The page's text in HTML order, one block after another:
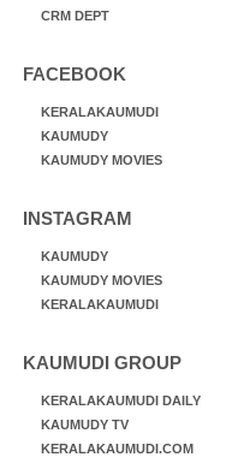
CRM DEPT
FACEBOOK
KERALAKAUMUDI
KAUMUDY
KAUMUDY MOVIES
INSTAGRAM
KAUMUDY
KAUMUDY MOVIES
KERALAKAUMUDI
KAUMUDI GROUP
KERALAKAUMUDI DAILY
KAUMUDY TV
KERALAKAUMUDI.COM